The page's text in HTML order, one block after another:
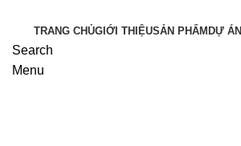
TRANG CHỦGIỚI THIỆUSẢN PHẨM DỰ ÁN
Search
Menu